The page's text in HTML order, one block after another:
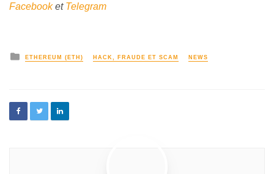
Facebooket Telegram
ETHEREUM (ETH) HACK, FRAUDE ET SCAM NEWS